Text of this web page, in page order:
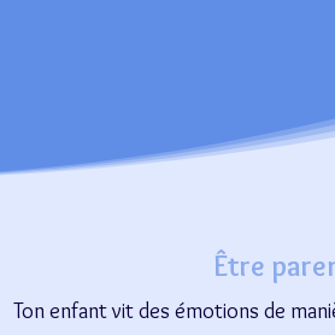
Être
Ton enfant vit des émotions de